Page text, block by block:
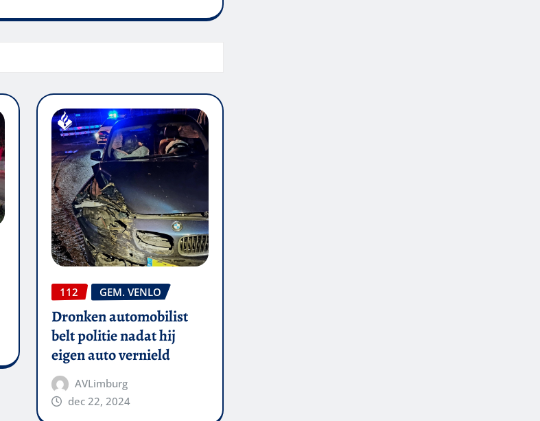
112 GEM. VENLO
Dronken automobilist
belt politie nadat hij
eigen auto vernield
AVLimburg
dec 22, 2024